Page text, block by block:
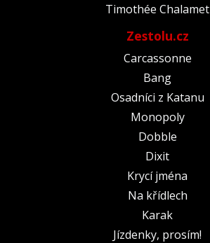
Timothée Chalamet
Zestolu.cz
Carcassonne
Bang
Osadníci z Katanu
Monopoly
Dobble
Dixit
Krycí jména
Na křídlech
Karak
Jízdenky, prosím!